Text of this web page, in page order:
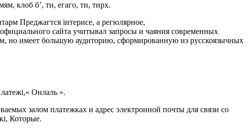
клоб б’, ти, егаго, ти, тирх.
Преджагтся інтерисе, а регюлярное,
сайта учитывал запросы и чаяния современных
но имеет большую аудиторию, сформированную из русскоязычных
Онлаль ».
залом платежках и адрес электронной почты для связи со
Которые.